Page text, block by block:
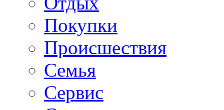
Покупки
Происшествия
Семья
Сервис